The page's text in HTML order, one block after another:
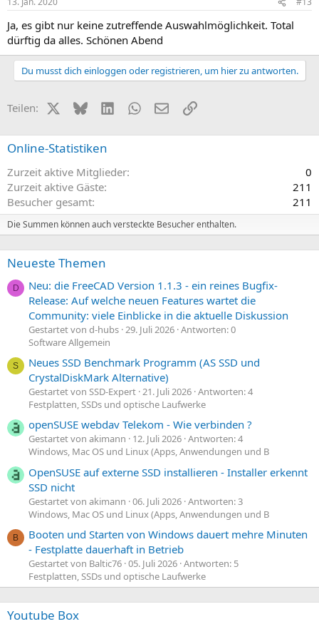
Ja, es gibt nur keine zutreffende Auswahlmöglichkeit. Total
dürftig da alles. Schönen Abend
Du musst dich einloggen oder registrieren, um hier zu antworten.
Teilen: X (Twitter)
BlueskyLinkedInWhatsApp
E-MailLink
Online-Statistiken
Zurzeit aktive Mitglieder
0
Zurzeit aktive Gäste
211
Besucher gesamt
211
Die Summen können auch versteckte Besucher enthalten.
Neueste Themen
D
Neu: die FreeCAD Version 1.1.3 - ein reines Bugfix-
Release: Auf welche neuen Features wartet die
Community: viele Einblicke in die aktuelle Diskussion
Gestartet von d-hubs 29. Juli 2026 Antworten: 0
Software Allgemein
S
Neues SSD Benchmark Programm (AS SSD und
CrystalDiskMark Alternative)
Gestartet von SSD-Expert 21. Juli 2026 Antworten: 4
Festplatten, SSDs und optische Laufwerke
openSUSE webdav Telekom - Wie verbinden ?
Gestartet von akimann 12. Juli 2026 Antworten: 4
Windows, Mac OS und Linux (Apps, Anwendungen und B
OpenSUSE auf externe SSD installieren - Installer erkennt
SSD nicht
Gestartet von akimann 06. Juli 2026 Antworten: 3
Windows, Mac OS und Linux (Apps, Anwendungen und B
B
Booten und Starten von Windows dauert mehre Minuten
- Festplatte dauerhaft in Betrieb
Gestartet von Baltic76 05. Juli 2026 Antworten: 5
Festplatten, SSDs und optische Laufwerke
Youtube Box